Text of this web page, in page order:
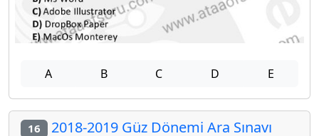
A B C D E
16 2018-2019 Güz Dönemi Ara Sınavı